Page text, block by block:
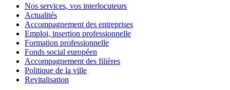
Nos services, vos interlocuteurs
Actualités
Accompagnement des entreprises
Emploi, insertion professionnelle
Formation professionnelle
Fonds social européen
Accompagnement des filières
Politique de la ville
Revitalisation